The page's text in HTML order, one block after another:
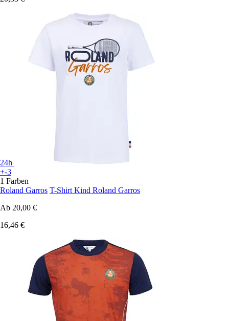
24h
+-3
1 Farben
Roland Garros T-Shirt Kind Roland Garros
Ab 20,00 €
16,46 €